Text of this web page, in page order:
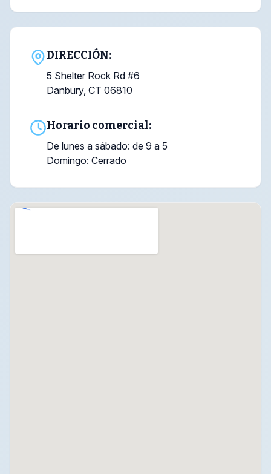
DIRECCIÓN:
5 Shelter Rock Rd #6
Danbury, CT 06810
Horario comercial:
De lunes a sábado: de 9 a 5
Domingo: Cerrado